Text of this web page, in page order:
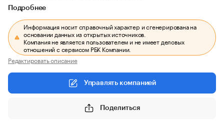
Подробнее
Информация носит справочный характер и сгенерирована на
основании данных из открытых источников.
Компания не является пользователем и не имеет деловых
отношений с сервисом РБК Компании.
Редактировать описание
Управлять компанией
Поделиться